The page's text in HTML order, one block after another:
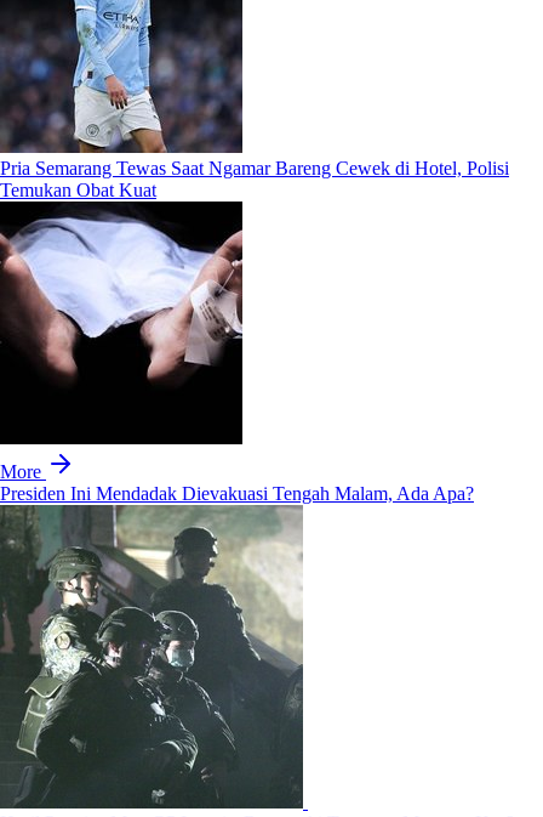
Pria Semarang Tewas Saat Ngamar Bareng Cewek di Hotel, Polisi
Temukan Obat Kuat
More
Presiden Ini Mendadak Dievakuasi Tengah Malam, Ada Apa?